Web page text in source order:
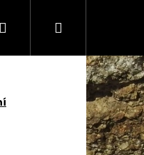
Duté vlákno
PřihlášeníNákupní
košík